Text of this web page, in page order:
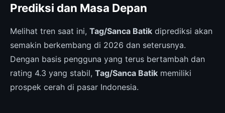
Prediksi dan Masa Depan
Melihat tren saat ini, Tag/Sanca Batik diprediksi akan
semakin berkembang di 2026 dan seterusnya.
Dengan basis pengguna yang terus bertambah dan
rating 4.3 yang stabil, Tag/Sanca Batik memiliki
prospek cerah di pasar Indonesia.